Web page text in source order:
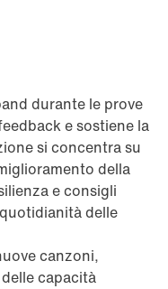
durante le prove
e sostiene la
si concentra su
della
e consigli
delle
canzoni,
capacità